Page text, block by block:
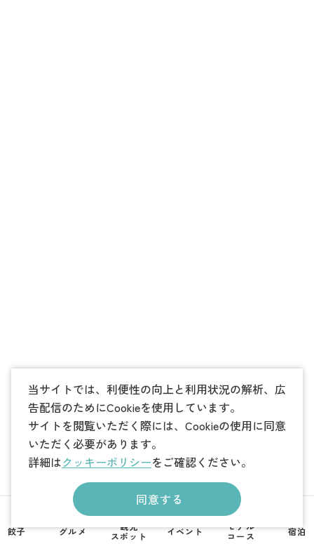
当サイトでは、利便性の向上と利用状況の解析、広
告配信のためにCookieを使用しています。
サイトを閲覧いただく際には、Cookieの使用に同意
いただく必要があります。
詳細はクッキーポリシーをご確認ください。
同意する